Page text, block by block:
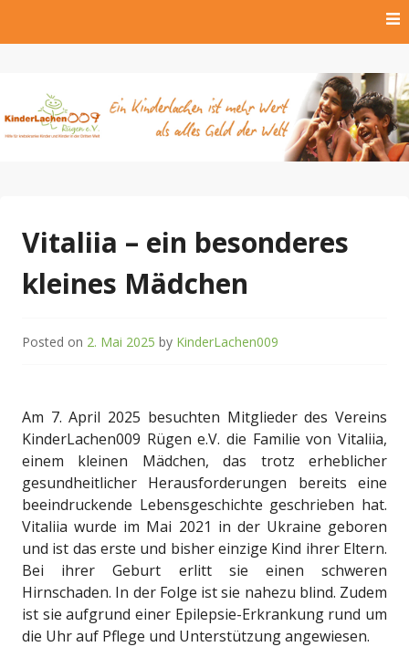
e.V.
Vitaliia – ein besonderes
kleines Mädchen
Posted on 2. Mai 2025 by KinderLachen009
Am 7. April 2025 besuchten Mitglieder des Vereins
KinderLachen009 Rügen e.V. die Familie von Vitaliia,
einem kleinen Mädchen, das trotz erheblicher
gesundheitlicher Herausforderungen bereits eine
beeindruckende Lebensgeschichte geschrieben hat.
Vitaliia wurde im Mai 2021 in der Ukraine geboren
und ist das erste und bisher einzige Kind ihrer Eltern.
Bei ihrer Geburt erlitt sie einen schweren
Hirnschaden. In der Folge ist sie nahezu blind. Zudem
ist sie aufgrund einer Epilepsie-Erkrankung rund um
die Uhr auf Pflege und Unterstützung angewiesen.